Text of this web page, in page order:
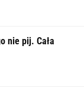
nie pij. Cała